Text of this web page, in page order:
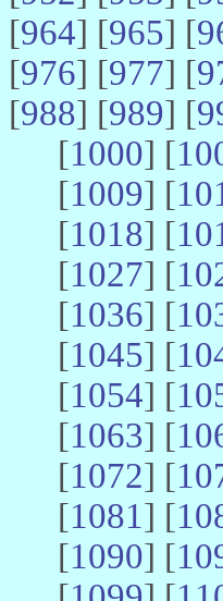
[964] [965] [
[976] [977] [
[988] [989] [
[1000] [
[1009] [
[1018] [
[1027] [
[1036] [
[1045] [
[1054] [
[1063] [
[1072] [
[1081] [
[1090] [